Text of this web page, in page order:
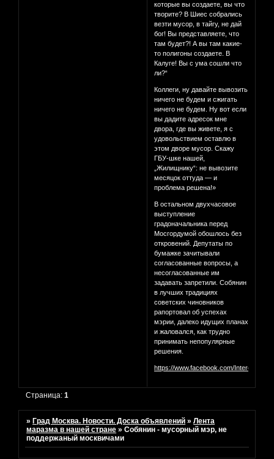
которые вы создаете, вы что
творите? В Шиес собрались
везти мусор, в тайгу, не дай
бог! Вы представляете, что
там будет?! А вы там какие-
то полигоны создаете. В
Калуге! Вы с ума сошли что
ли?“
Коллеги, ну давайте вывозить
ничего не будем и сжигать
ничего не будем. Ну вот если
вы дадите адресок мне
двора, где вы живете, я с
удовольствием оставлю в
этом дворе мусор. Скажу
ГБУ-шке нашей,
„Жилищнику“: не вывозите
месяцок оттуда — и
проблема решена!»
В остальном двухчасовое
выступление
градоначальника перед
Мосгордумой обошлось без
откровений. Депутаты по
бумажке зачитывали
согласованные вопросы, а
несогласованные им
задавать запретили. Собянин
в лучших традициях
советских чиновников
рапортовал об успехах
мэрии, далеко идущих планах
и жаловался, как трудно
принимать непопулярные
решения.
https://www.facebook.com/
Страница:1
»Град Москва. Новости. Доска объявлений »Лента
маразма в нашей стране »Собянин - мусорный мэр, не
поддержаный москвичами